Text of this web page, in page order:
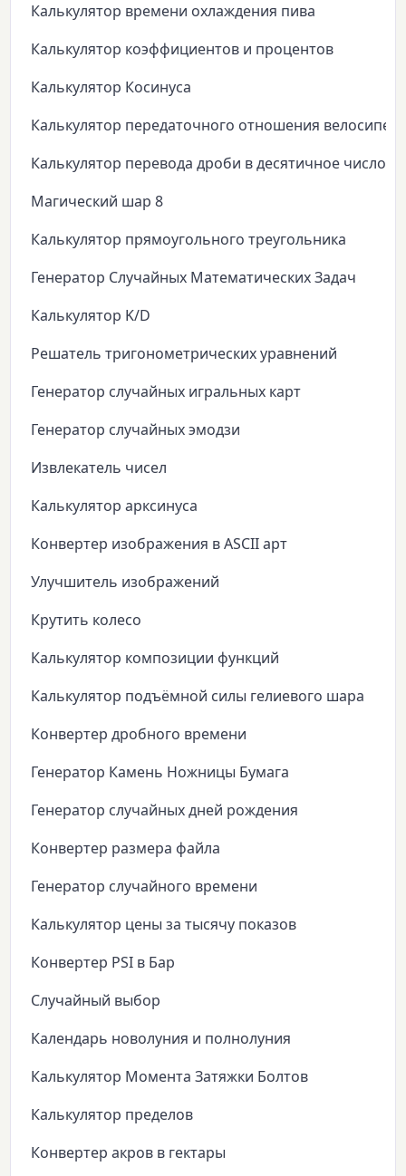
Калькулятор времени охлаждения пива
Калькулятор коэффициентов и процентов
Калькулятор Косинуса
Калькулятор передаточного отношения
Калькулятор перевода дроби в десятичное число
Магический шар 8
Калькулятор прямоугольного треугольника
Генератор Случайных Математических Задач
Калькулятор K/D
Решатель тригонометрических уравнений
Генератор случайных игральных карт
Генератор случайных эмодзи
Извлекатель чисел
Калькулятор арксинуса
Конвертер изображения в ASCII арт
Улучшитель изображений
Крутить колесо
Калькулятор композиции функций
Калькулятор подъёмной силы гелиевого шара
Конвертер дробного времени
Генератор Камень Ножницы Бумага
Генератор случайных дней рождения
Конвертер размера файла
Генератор случайного времени
Калькулятор цены за тысячу показов
Конвертер PSI в Бар
Случайный выбор
Календарь новолуния и полнолуния
Калькулятор Момента Затяжки Болтов
Калькулятор пределов
Конвертер акров в гектары